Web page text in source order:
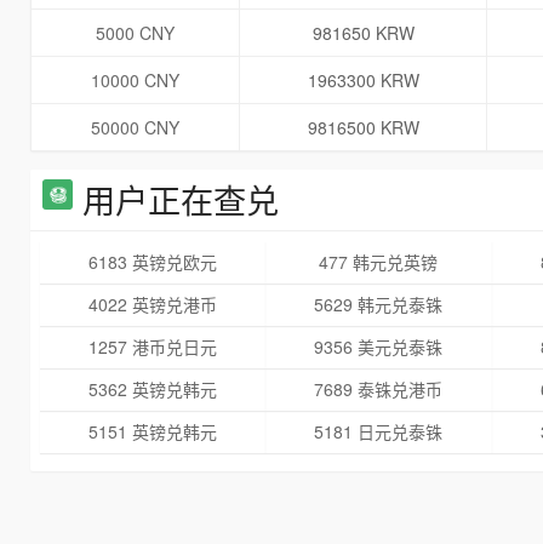
5000 CNY
981650 KRW
10000 CNY
1963300 KRW
50000 CNY
9816500 KRW
用户正在查兑
6183 英镑兑欧元 477 韩元兑英镑
4022 英镑兑港币
5629 韩元兑泰铢
1257 港币兑日元
9356 美元兑泰铢
5362 英镑兑韩元
7689 泰铢兑港币
5151 英镑兑韩元
5181 日元兑泰铢